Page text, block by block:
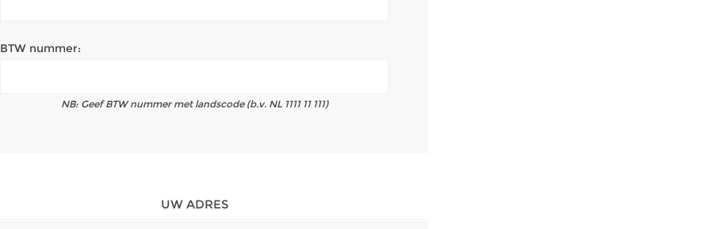
BTW nummer:
NB: Geef BTW nummer met landscode (b.v. NL 1111 11 111)
UW ADRES